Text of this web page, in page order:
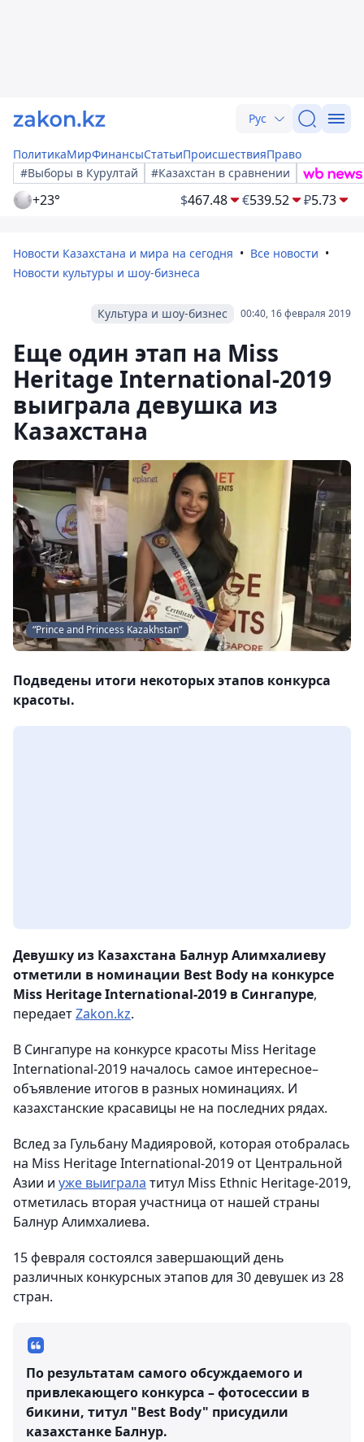
Рус
ПолитикаМирФинансыСтатьиПроисшествияПраво
#Выборы в Курултай
#Казахстан в сравнении
+23° $467.48 €539.52 ₽5.73
Новости Казахстана и мира на сегодня
Все новости
Новости культуры и шоу-бизнеса
00:40, 16 февраля 2019
Культура и шоу-бизнес
Еще один этап на Miss
Heritage International-2019
выиграла девушка из
Казахстана
“Prince and Princess Kazakhstan”
Подведены итоги некоторых этапов конкурса
красоты.
Девушку из Казахстана Балнур Алимхалиеву
отметили в номинации Best Body на конкурсе
Miss Heritage International-2019 в Сингапуре,
передаетZakon.kz.
В Сингапуре на конкурсе красоты Miss Heritage
International-2019 началось самое интересное–
объявление итогов в разных номинациях. И
казахстанские красавицы не на последних рядах.
Вслед за Гульбану Мадияровой, которая отобралась
на Miss Heritage International-2019 от Центральной
Азии и уже выиграла титул Miss Ethnic Heritage-2019,
отметилась вторая участница от нашей страны
Балнур Алимхалиева.
15 февраля состоялся завершающий день
различных конкурсных этапов для 30 девушек из 28
стран.
По результатам самого обсуждаемого и
привлекающего конкурса – фотосессии в
бикини, титул "Best Body" присудили
казахстанке Балнур.